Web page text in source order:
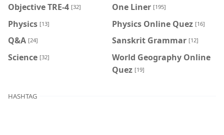
Objective TRE-4 [32] One Liner [195]
Physics [13] Physics Online Quez [16]
Q&A [24] Sanskrit Grammar [12]
Science [32]
World Geography Online
Quez [19]
HASHTAG